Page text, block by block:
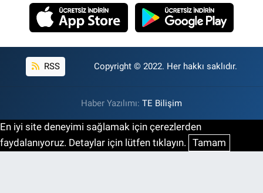
RSS Copyright © 2022. Her hakkı saklıdır.
Haber Yazılımı: TE Bilişim
En iyi site deneyimi sağlamak için çerezlerden
faydalanıyoruz. Detaylar için lütfen tıklayın. Tamam